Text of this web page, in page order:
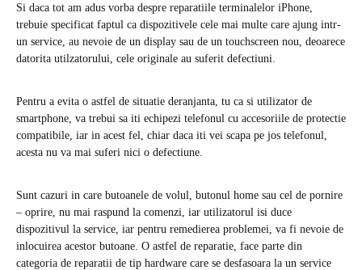
Si daca tot am adus vorba despre reparatiile terminalelor iPhone,
trebuie specificat faptul ca dispozitivele cele mai multe care ajung intr-
un service, au nevoie de un display sau de un touchscreen nou, deoarece
datorita utilzatorului, cele originale au suferit defectiuni.
Pentru a evita o astfel de situatie deranjanta, tu ca si utilizator de
smartphone, va trebui sa iti echipezi telefonul cu accesoriile de protectie
compatibile, iar in acest fel, chiar daca iti vei scapa pe jos telefonul,
acesta nu va mai suferi nici o defectiune.
Sunt cazuri in care butoanele de volul, butonul home sau cel de pornire
– oprire, nu mai raspund la comenzi, iar utilizatorul isi duce
dispozitivul la service, iar pentru remedierea problemei, va fi nevoie de
inlocuirea acestor butoane. O astfel de reparatie, face parte din
categoria de reparatii de tip hardware care se desfasoara la un service